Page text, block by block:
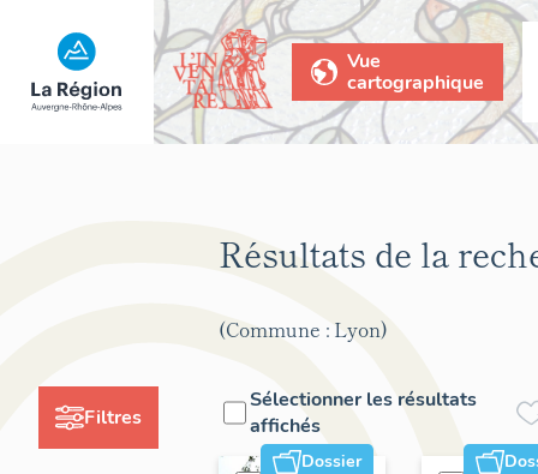
Vue
cartographique
Filtres
Résultats de la
(Commune : Lyon)
Sélectionner les résultats
affichés
Dossier